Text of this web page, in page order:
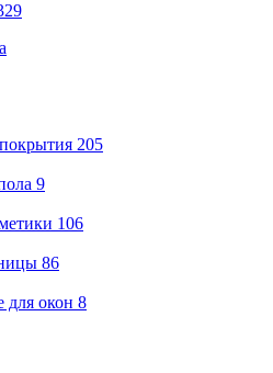
205
9
106
86
окон 8